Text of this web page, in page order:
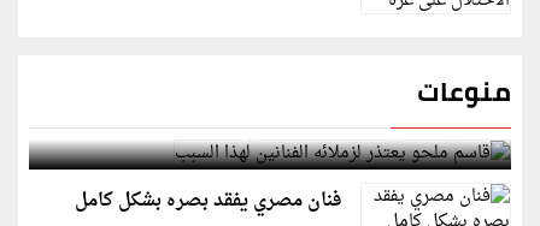
منوعات
قاسم ملحو يعتذر لزملائه الفنانين لهذا السبب
فنان مصري يفقد بصره بشكل كامل